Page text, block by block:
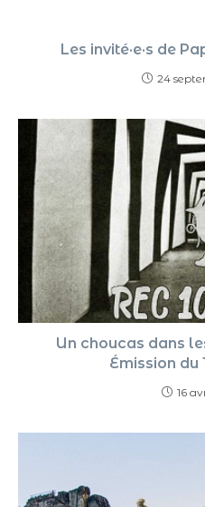
Les invité·e·s de
24
Un choucas dans
Émission du
16